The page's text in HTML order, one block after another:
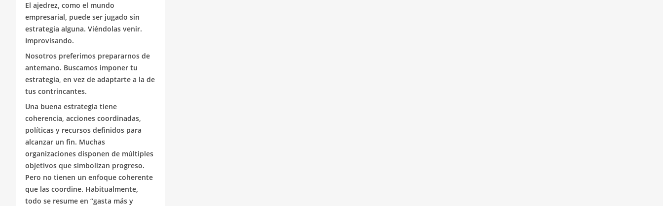
El ajedrez, como el mundo
empresarial, puede ser jugado sin
estrategia alguna. Viéndolas venir.
Improvisando.
Nosotros preferimos prepararnos de
antemano. Buscamos imponer tu
estrategia, en vez de adaptarte a la de
tus contrincantes.
Una buena estrategia tiene
coherencia, acciones coordinadas,
políticas y recursos definidos para
alcanzar un fin. Muchas
organizaciones disponen de múltiples
objetivos que simbolizan progreso.
Pero no tienen un enfoque coherente
que las coordine. Habitualmente,
todo se resume en “gasta más y